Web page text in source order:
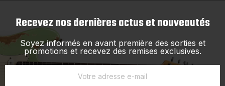
Recevez nos dernières actus et nouveautés
Soyez informés en avant première des sorties et
promotions et recevez des remises exclusives.